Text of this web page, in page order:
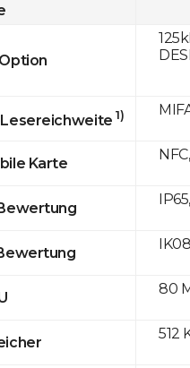
Lesereichweite 1)
Karte
80
512